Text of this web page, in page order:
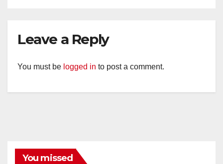
Leave a Reply
You must be logged in to post a comment.
You missed